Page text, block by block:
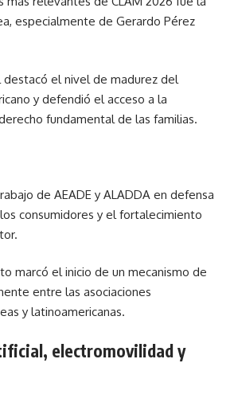
especialmente de Gerardo Pérez
el nivel de madurez del
y defendió el acceso a la
fundamental de las familias.
de AEADE y ALADDA en defensa
consumidores y el fortalecimiento
marcó el inicio de un mecanismo de
entre las asociaciones
y latinoamericanas.
electromovilidad y